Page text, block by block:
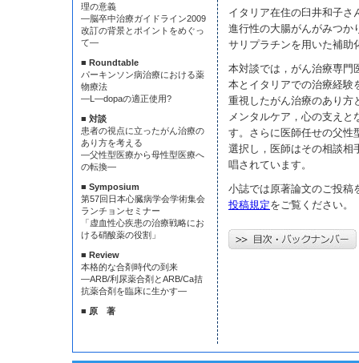
理の意義
—脳卒中治療ガイドライン2009
改訂の背景とポイントをめぐっ
て—
■ Roundtable
パーキンソン病治療における薬
物療法
—L—dopaの適正使用?
■ 対談
患者の視点に立ったがん治療の
あり方を考える
—父性型医療から母性型医療へ
の転換—
■ Symposium
第57回日本心臓病学会学術集会
ランチョンセミナー
「虚血性心疾患の治療戦略にお
ける硝酸薬の役割」
■ Review
本格的な合剤時代の到来
—ARB/利尿薬合剤とARB/Ca拮
抗薬合剤を臨床に生かす—
■ 原 著
イタリア在住の臼井和子さ
進行性の大腸がんがみつか
サリプラチンを用いた補助
本対談では，がん治療専門
本とイタリアでの治療経験
重視したがん治療のあり方
メンタルケア，心の支えと
す。さらに医師任せの父性
選択し，医師はその相談相
唱されています。
小誌では原著論文のご投稿
投稿規定をご覧ください。